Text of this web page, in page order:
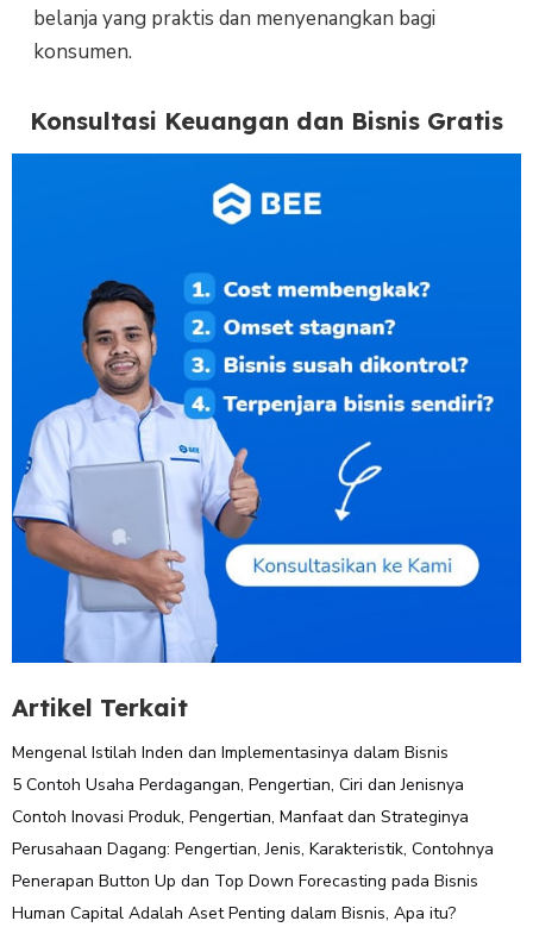
belanja yang praktis dan menyenangkan bagi
konsumen.
Konsultasi Keuangan dan Bisnis Gratis
Artikel Terkait
Mengenal Istilah Inden dan Implementasinya dalam Bisnis
5 Contoh Usaha Perdagangan, Pengertian, Ciri dan Jenisnya
Contoh Inovasi Produk, Pengertian, Manfaat dan Strateginya
Perusahaan Dagang: Pengertian, Jenis, Karakteristik, Contohnya
Penerapan Button Up dan Top Down Forecasting pada Bisnis
Human Capital Adalah Aset Penting dalam Bisnis, Apa itu?